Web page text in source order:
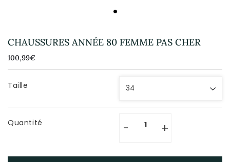
CHAUSSURES ANNÉE 80 FEMME PAS CHER
100,99€
Unit
price
Taille
Quantité - +